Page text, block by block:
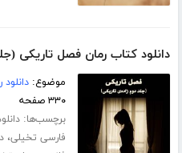
دانلود کتاب رمان فصل تاریکی
موضوع:
۳۳۰ صفحه
برچسب‌ها:
فارسی تخیلی،